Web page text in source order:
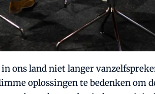
ons land niet langer
oplossingen te bedenken